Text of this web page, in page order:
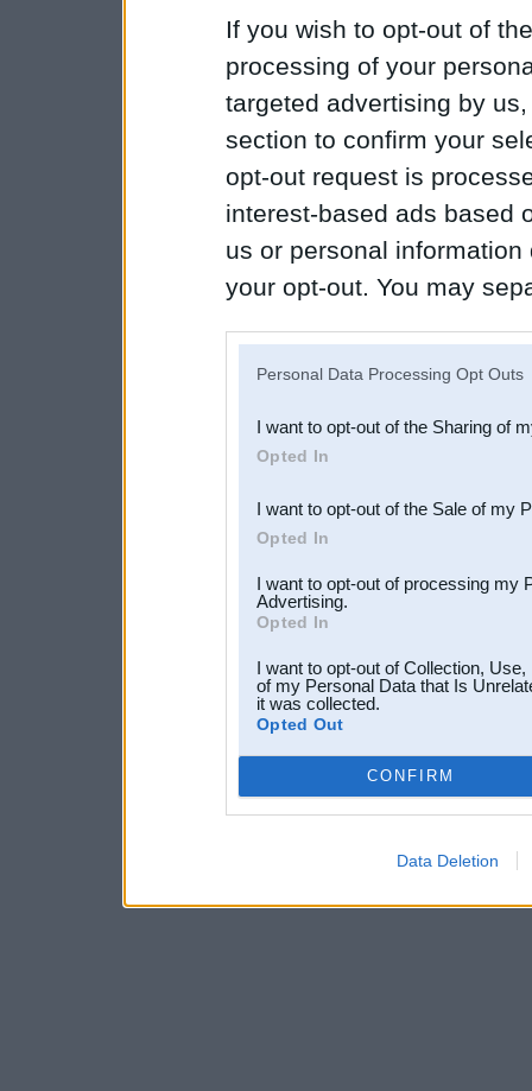
If you wish to opt-out of
processing of your
targeted advertising by
section to confirm your
opt-out request is
interest-based ads based
us or personal
your opt-out. You may
Downstream Participants
third parties.
Personal Data Processing Opt Outs
I want to opt-out of the Sharing of
Opted In
I want to opt-out of the Sale of my
Opted In
I want to opt-out of processing my
Advertising.
Opted In
I want to opt-out of Collection,
of my Personal Data that Is
it was collected.
Opted Out
CONFIRM
Data Deletion